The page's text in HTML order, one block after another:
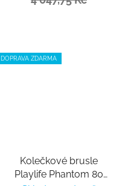
DOPRAVA ZDARMA
Kolečkové brusle
Playlife Phantom 80